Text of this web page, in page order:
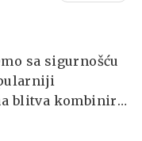
sa sigurnošću
blitva kombinira